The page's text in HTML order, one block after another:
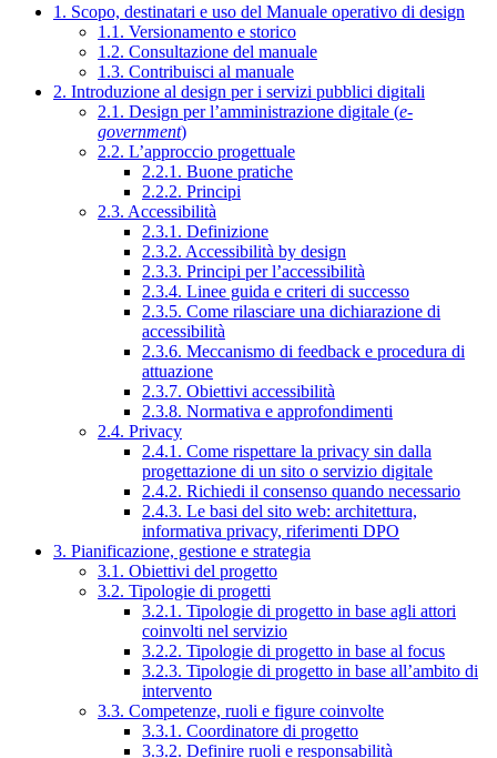
1. Scopo, destinatari e uso del Manuale operativo di design
1.1. Versionamento e storico
1.2. Consultazione del manuale
1.3. Contribuisci al manuale
2. Introduzione al design per i servizi pubblici digitali
2.1. Design per l’amministrazione digitale (e-
government)
2.2. L’approccio progettuale
2.2.1. Buone pratiche
2.2.2. Principi
2.3. Accessibilità
2.3.1. Definizione
2.3.2. Accessibilità by design
2.3.3. Principi per l’accessibilità
2.3.4. Linee guida e criteri di successo
2.3.5. Come rilasciare una dichiarazione di
accessibilità
2.3.6. Meccanismo di feedback e procedura di
attuazione
2.3.7. Obiettivi accessibilità
2.3.8. Normativa e approfondimenti
2.4. Privacy
2.4.1. Come rispettare la privacy sin dalla
progettazione di un sito o servizio digitale
2.4.2. Richiedi il consenso quando necessario
2.4.3. Le basi del sito web: architettura,
informativa privacy, riferimenti DPO
3. Pianificazione, gestione e strategia
3.1. Obiettivi del progetto
3.2. Tipologie di progetti
3.2.1. Tipologie di progetto in base agli attori
coinvolti nel servizio
3.2.2. Tipologie di progetto in base al focus
3.2.3. Tipologie di progetto in base all’ambito di
intervento
3.3. Competenze, ruoli e figure coinvolte
3.3.1. Coordinatore di progetto
3.3.2. Definire ruoli e responsabilità